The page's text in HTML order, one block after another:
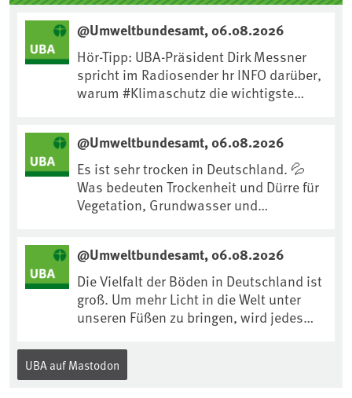
@Umweltbundesamt, 06.08.2026
Hör-Tipp: UBA-Präsident Dirk Messner
spricht im Radiosender hr INFO darüber,
warum #Klimaschutz die wichtigste
https://www.ardsounds.de/episode/urn
:ard:episode:0e7cf1c4b819c26d/
@Umweltbundesamt, 06.08.2026
Es ist sehr trocken in Deutschland. 💦
Was bedeuten Trockenheit und Dürre für
Vegetation, Grundwasser und
anpassen?🤔Antworten auf diese und
weitere Fragen auf unserer Webseite:
www.uba.de/trockenheit #Trockenheit
#Klimawandel
@Umweltbundesamt, 06.08.2026
Die Vielfalt der Böden in Deutschland ist
groß. Um mehr Licht in die Welt unter
unseren Füßen zu bringen, wird jedes
Internationalen Tag des Bodens, der
„Boden des Jahres“ vorgestellt. Das UBA
UBA auf Mastodon